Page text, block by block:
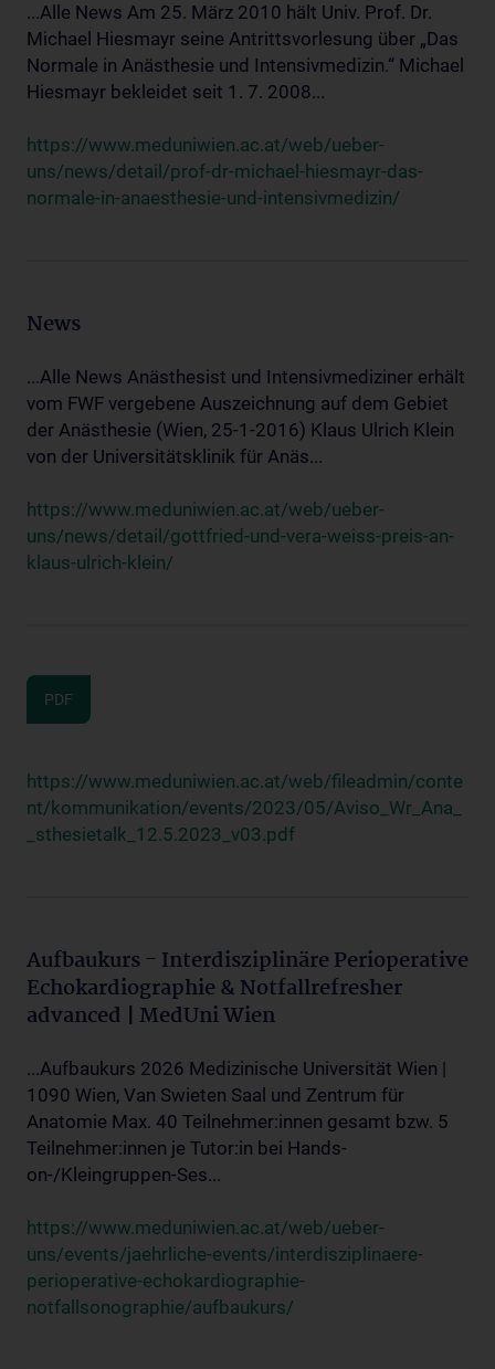
...Alle News Am 25. März 2010 hält Univ. Prof. Dr.
Michael Hiesmayr seine Antrittsvorlesung über „Das
Normale in Anästhesie und Intensivmedizin.“ Michael
Hiesmayr bekleidet seit 1. 7. 2008...
https://www.meduniwien.ac.at/web/ueber-
uns/news/detail/prof-dr-michael-hiesmayr-das-
normale-in-anaesthesie-und-intensivmedizin/
News
...Alle News Anästhesist und Intensivmediziner erhält
vom FWF vergebene Auszeichnung auf dem Gebiet
der Anästhesie (Wien, 25-1-2016) Klaus Ulrich Klein
von der Universitätsklinik für Anäs...
https://www.meduniwien.ac.at/web/ueber-
uns/news/detail/gottfried-und-vera-weiss-preis-an-
klaus-ulrich-klein/
PDF
https://www.meduniwien.ac.at/web/fileadmin/conte
nt/kommunikation/events/2023/05/Aviso_Wr_Ana_
_sthesietalk_12.5.2023_v03.pdf
Aufbaukurs - Interdisziplinäre Perioperative
Echokardiographie & Notfallrefresher
advanced | MedUni Wien
...Aufbaukurs 2026 Medizinische Universität Wien |
1090 Wien, Van Swieten Saal und Zentrum für
Anatomie Max. 40 Teilnehmer:innen gesamt bzw. 5
Teilnehmer:innen je Tutor:in bei Hands-
on-/Kleingruppen-Ses...
https://www.meduniwien.ac.at/web/ueber-
uns/events/jaehrliche-events/interdisziplinaere-
perioperative-echokardiographie-
notfallsonographie/aufbaukurs/